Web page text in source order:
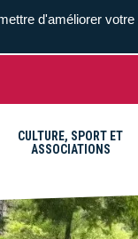
CULTURE, SPORT ET
ASSOCIATIONS
d'améliorer